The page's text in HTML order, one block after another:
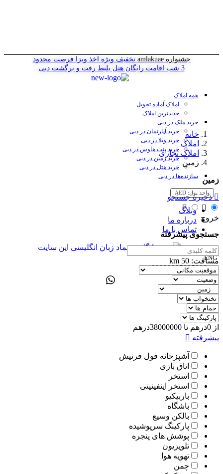
جشنواره amlakuae تخفیف ویژه اخذ ویزا فرصت محدود
3 شب اقامت رایگان هتل
بلیط رفت و برگشت دبی
همه املاک
املاک آماده تحویل
جدیدترین املاک
خرید ملک در دبی
خرید آپارتمان در دبی
خرید ویلا در دبی
خرید پنت هاوس در دبی
خرید زمین در دبی
خرید هتل در دبی
سازنده‌ها در دبی
واحد پول: AED
وبلاگ
درباره ما
تماس با ما
ENG
00989305885808
خانه
املاک
املاک تجاری
زمین
زمین
ذخیره جستجو
خروج
جستجوی پیشرفته
مسافت: 50
از 0درهم تا 38000000درهم
پیشرفته
آشپزخانه فول فرنیش
اتاق بازی
استخر
استخر اینفینیتی
باربیکیو
باشگاه
بالکن وسیع
پارکینگ سرپوشیده
پوشش های پنجره
تلویزیون
تهویه هوا
چمن